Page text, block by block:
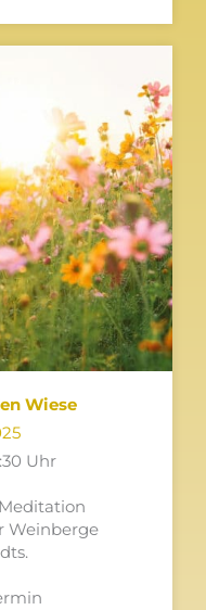
Wiese
Uhr
Weinberge